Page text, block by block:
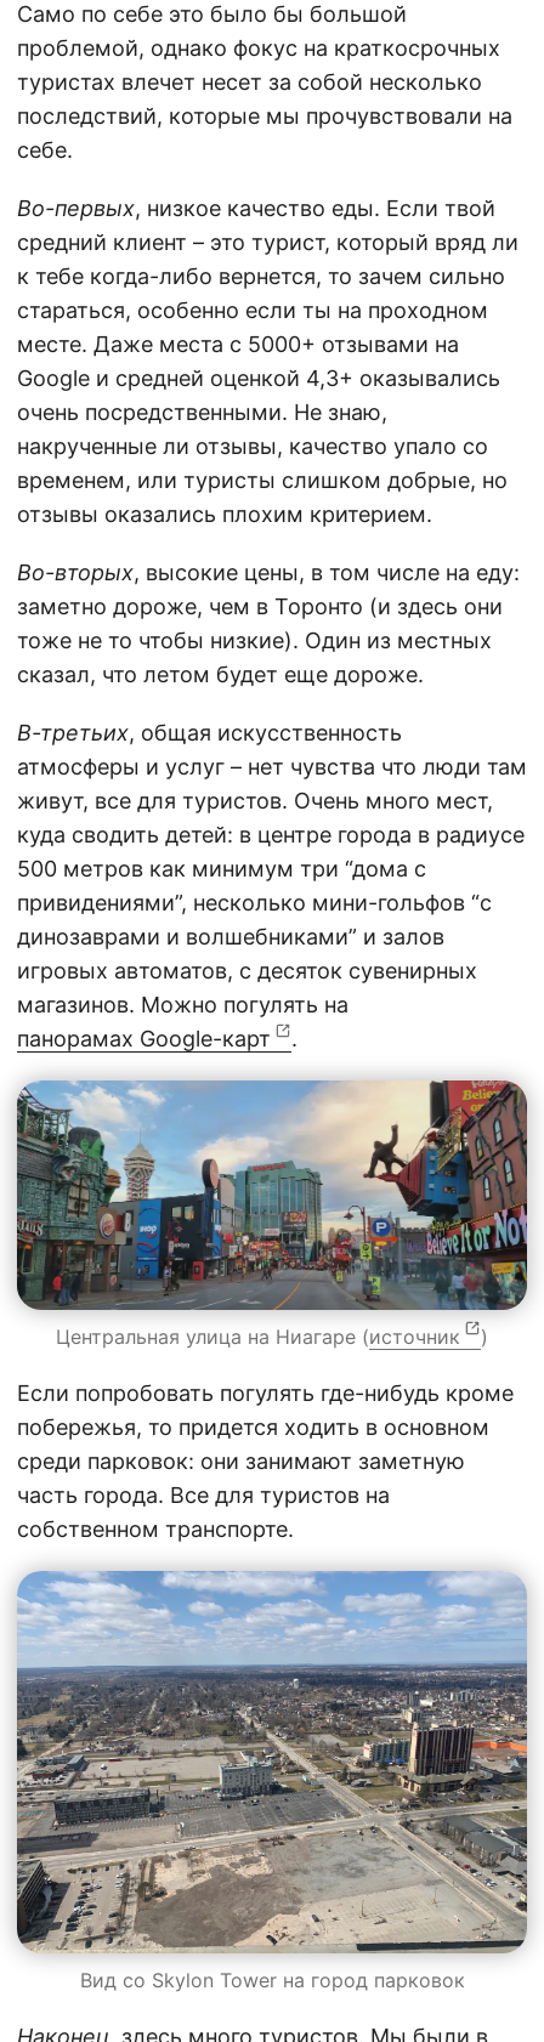
Само по себе это было бы большой
проблемой, однако фокус на краткосрочных
туристах влечет несет за собой несколько
последствий, которые мы прочувствовали на
себе.
Во-первых, низкое качество еды. Если твой
средний клиент – это турист, который вряд ли
к тебе когда-либо вернется, то зачем сильно
стараться, особенно если ты на проходном
месте. Даже места с 5000+ отзывами на
Google и средней оценкой 4,3+ оказывались
очень посредственными. Не знаю,
накрученные ли отзывы, качество упало со
временем, или туристы слишком добрые, но
отзывы оказались плохим критерием.
Во-вторых, высокие цены, в том числе на еду:
заметно дороже, чем в Торонто (и здесь они
тоже не то чтобы низкие). Один из местных
сказал, что летом будет еще дороже.
В-третьих, общая искусственность
атмосферы и услуг – нет чувства что люди там
живут, все для туристов. Очень много мест,
куда сводить детей: в центре города в радиусе
500 метров как минимум три “дома с
привидениями”, несколько мини-гольфов “с
динозаврами и волшебниками” и залов
игровых автоматов, с десяток сувенирных
магазинов. Можно погулять на
панорамах Google-карт
.
Центральная улица на Ниагаре (источник )
Если попробовать погулять где-нибудь кроме
побережья, то придется ходить в основном
среди парковок: они занимают заметную
часть города. Все для туристов на
собственном транспорте.
Вид со Skylon Tower на город парковок
Наконец , здесь много туристов. Мы были в